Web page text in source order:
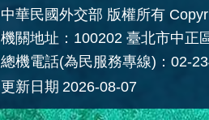
中華民國外交部 版權所有
機關地址：100202 臺北市中正
總機電話(為民服務專線)：02-
更新日期 2026-08-07